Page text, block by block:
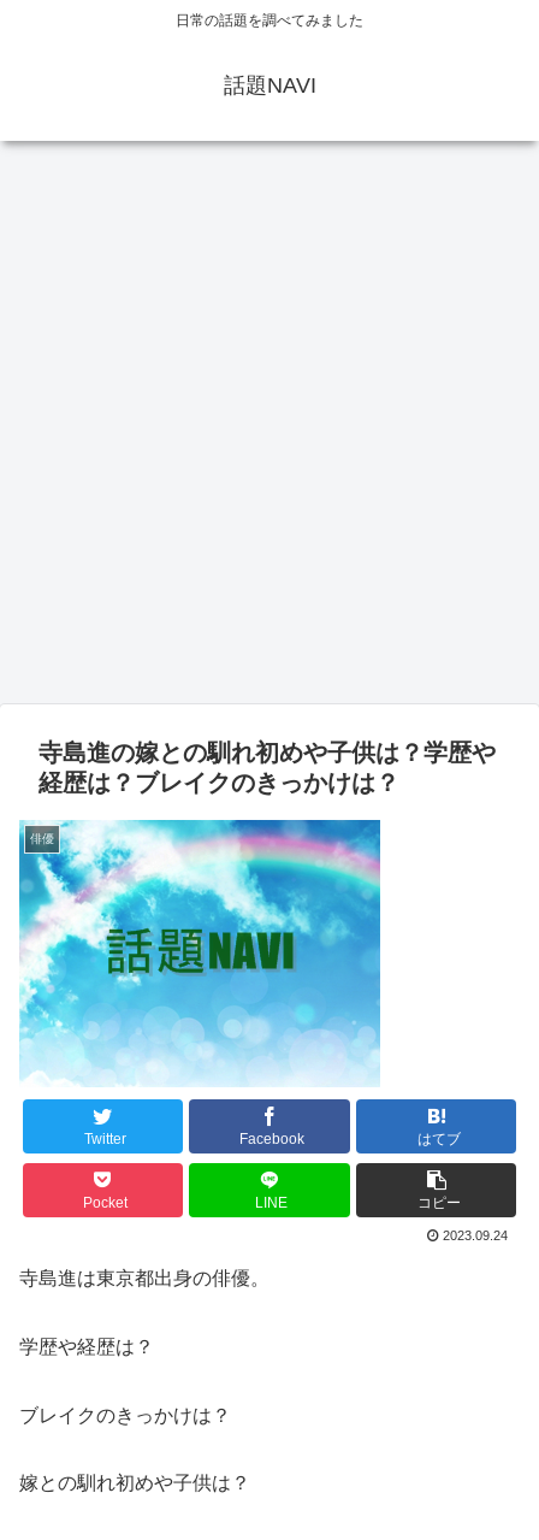
日常の話題を調べてみました
話題NAVI
寺島進の嫁との馴れ初めや子供は？学歴や
経歴は？ブレイクのきっかけは？
俳優
Twitter Facebook はてブ
Pocket LINE コピー
2023.09.24
寺島進は東京都出身の俳優。
学歴や経歴は？
ブレイクのきっかけは？
嫁との馴れ初めや子供は？